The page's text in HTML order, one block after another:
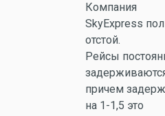
Компания
SkyExpress
отстой.
Рейсы
причем
на 1-1,5 это